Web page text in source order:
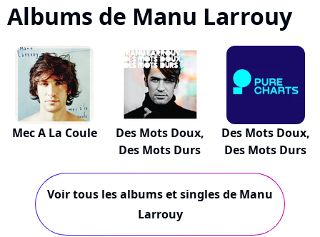
Albums de Manu Larrouy
Mec A La Coule
Des Mots Doux,
Des Mots Durs
Des Mots Doux,
Des Mots Durs
Voir tous les albums et singles de Manu
Larrouy